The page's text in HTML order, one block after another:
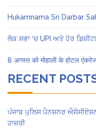
Hukamnama Sri Darbar
ਲੋਕ ਸਭਾ ‘ਚ UPI ਅਤੇ ਹੋਰ
8 अगस्त को मोहाली के होटल एंकरेज
RECENT
ਪੰਜਾਬ ਪੁਲਿਸ ਪੈਨਸ਼ਨਰ
ਹਾਜ਼ਰੀ